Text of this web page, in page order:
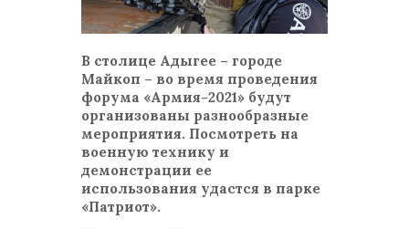
В столице Адыгее – городе
Майкоп – во время проведения
форума «Армия-2021» будут
организованы разнообразные
мероприятия. Посмотреть на
военную технику и
демонстрации ее
использования удастся в парке
«Патриот».